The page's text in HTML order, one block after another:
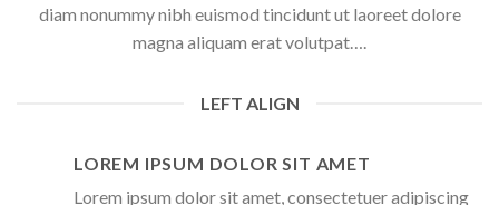
diam nonummy nibh euismod tincidunt ut laoreet dolore
magna aliquam erat volutpat….
LEFT ALIGN
LOREM IPSUM DOLOR SIT AMET
Lorem ipsum dolor sit amet, consectetuer adipiscing